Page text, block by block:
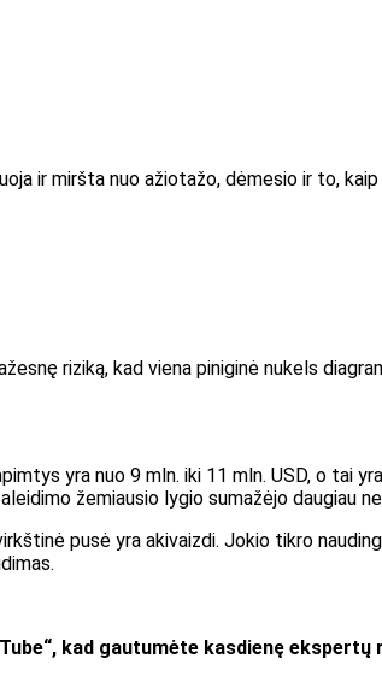
ir miršta nuo ažiotažo, dėmesio ir to,
riziką, kad viena piniginė nukels
yra nuo 9 mln. iki 11 mln. USD, o tai
žemiausio lygio sumažėjo daugiau
pusė yra akivaizdi. Jokio tikro
kad gautumėte kasdienę ekspertų